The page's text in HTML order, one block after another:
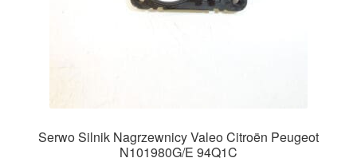
Serwo Silnik Nagrzewnicy Valeo Citroën Peugeot
N101980G/E 94Q1C